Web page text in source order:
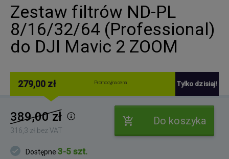
Zestaw filtrów ND-PL
8/16/32/64 (Professional)
do DJI Mavic 2 ZOOM
279,00 zł Promocyjna cena Tylko dzisiaj!
389,00 zł
316,3 zł bez VAT
Do koszyka
Dostępne3-5 szt.